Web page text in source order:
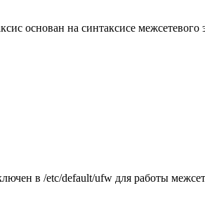
основан на синтаксисе межсетевого
в /etc/default/ufw для работы